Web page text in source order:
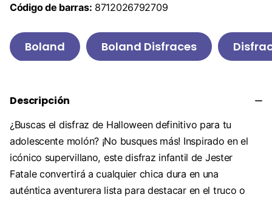
Código de barras: 8712026792709
Boland Boland Disfraces
Descripción
¿Buscas el disfraz de Halloween definitivo para tu
adolescente molón? ¡No busques más! Inspirado en el
icónico supervillano, este disfraz infantil de Jester
Fatale convertirá a cualquier chica dura en una
auténtica aventurera lista para destacar en el truco o